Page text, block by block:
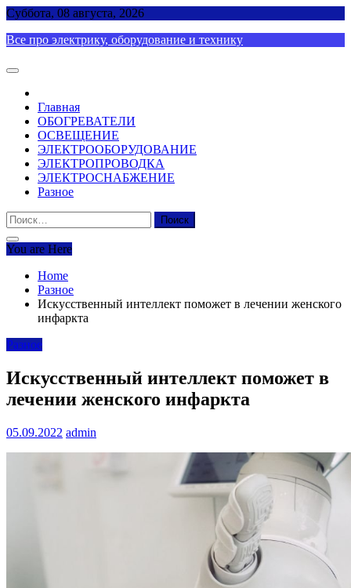
Skip
content
Суббота, 08 августа, 2026
Все про электрику, оборудование и технику
Главная
ОБОГРЕВАТЕЛИ
ОСВЕЩЕНИЕ
ЭЛЕКТРООБОРУДОВАНИЕ
ЭЛЕКТРОПРОВОДКА
ЭЛЕКТРОСНАБЖЕНИЕ
Разное
Найти:
You are Here
Home
Разное
Искусственный интеллект поможет в лечении женского
инфаркта
Разное
Искусственный интеллект поможет в
лечении женского инфаркта
05.09.2022 admin